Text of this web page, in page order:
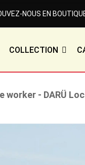
NOUS EN
COLLECTION
worker - DARÜ